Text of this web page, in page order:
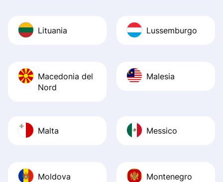
Lituania Lussemburgo
Macedonia del
Nord
Malesia
Malta Messico
Moldova Montenegro